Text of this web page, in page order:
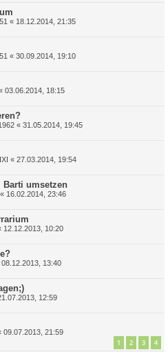
« 18.12.2014, 21:35
« 30.09.2014, 19:10
03.06.2014, 18:15
« 31.05.2014, 19:45
« 27.03.2014, 19:54
Barti umsetzen
« 16.02.2014, 23:46
12.12.2013, 10:20
08.12.2013, 13:40
12:59
09.07.2013, 21:59
1 2 3 4